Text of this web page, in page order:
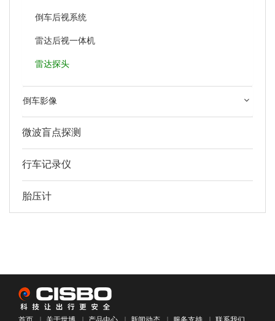
倒车后视系统
雷达后视一体机
雷达探头
倒车影像
微波盲点探测
行车记录仪
胎压计